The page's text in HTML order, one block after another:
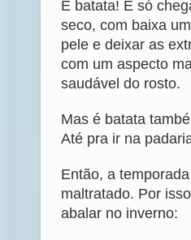
É batata! É só
seco, com baixa
pele e deixar as
com um aspecto
saudável do rosto.
Mas é batata
Até pra ir na
Então, a
maltratado. Por
abalar no inverno: